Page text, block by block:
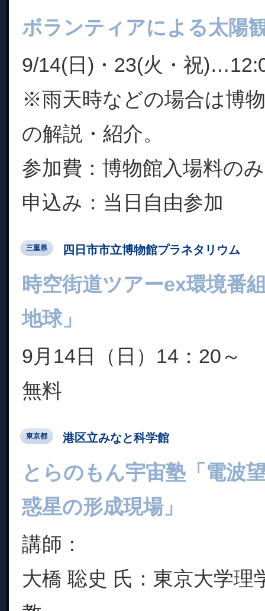
ボランティアによる太陽
9/14(日)・23(火・祝
※雨天時などの場合は博
の解説・紹介。
参加費：博物館入場料のみ
申込み：当日自由参加
三重県 四日市市立博物館プラネタリウム
時空街道ツアーex環境番
地球」
9月14日（日）14：20～
無料
東京都 港区立みなと科学館
とらのもん宇宙塾「電波
惑星の形成現場」
講師：
大橋 聡史 氏：東京大学理